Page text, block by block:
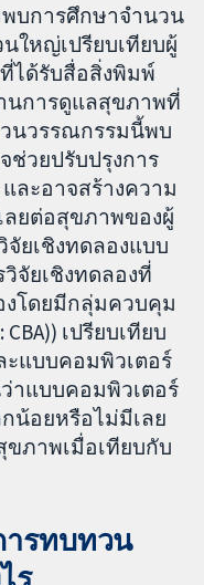
บการศึกษาจำนวน
ใหญ่เปรียบเทียบผู้
ได้รับสื่อสิ่งพิมพ์
นการดูแลสุขภาพที่
นวรรณกรรมนี้พบ
ช่วยปรับปรุงการ
ละอาจสร้างความ
ลยต่อสุขภาพของผู้
จัยเชิงทดลองแบบ
จัยเชิงทดลองที่
โดยมีกลุ่มควบคุม
เปรียบเทียบ
แบบคอมพิวเตอร์
าแบบคอมพิวเตอร์
น้อยหรือไม่มีเลย
ภาพเมื่อเทียบกับ
ารทบทวน
ร